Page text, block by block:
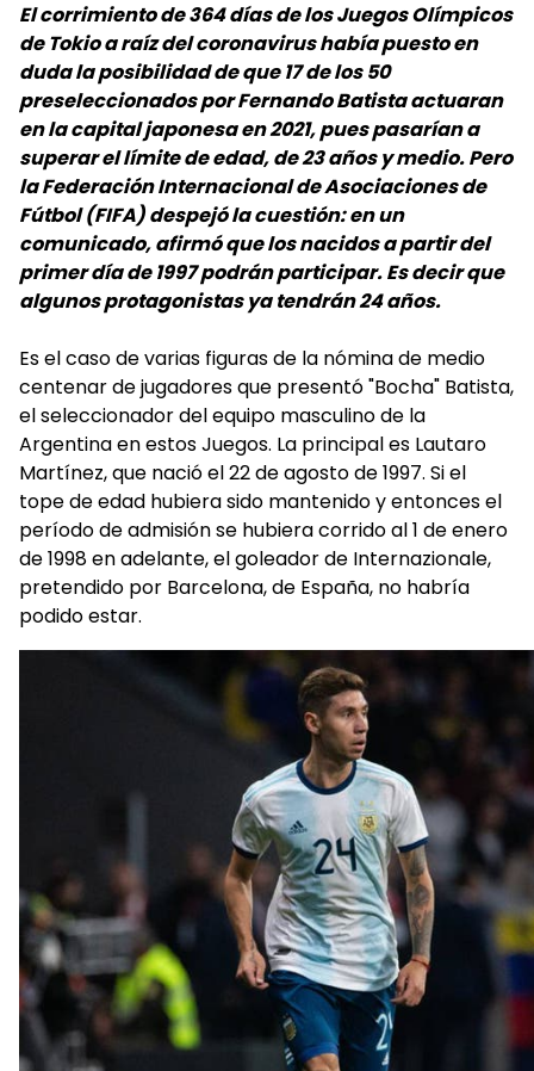
El corrimiento de 364 días de los Juegos Olímpicos
de Tokio a raíz del coronavirus había puesto en
duda la posibilidad de que 17 de los 50
preseleccionados por Fernando Batista actuaran
en la capital japonesa en 2021, pues pasarían a
superar el límite de edad, de 23 años y medio. Pero
la Federación Internacional de Asociaciones de
Fútbol (FIFA) despejó la cuestión: en un
comunicado, afirmó que los nacidos a partir del
primer día de 1997 podrán participar. Es decir que
algunos protagonistas ya tendrán 24 años.
Es el caso de varias figuras de la nómina de medio
centenar de jugadores que presentó "Bocha" Batista,
el seleccionador del equipo masculino de la
Argentina en estos Juegos. La principal es Lautaro
Martínez, que nació el 22 de agosto de 1997. Si el
tope de edad hubiera sido mantenido y entonces el
período de admisión se hubiera corrido al 1 de enero
de 1998 en adelante, el goleador de Internazionale,
pretendido por Barcelona, de España, no habría
podido estar.